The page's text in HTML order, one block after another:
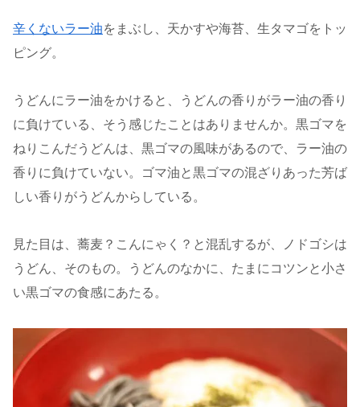
辛くないラー油をまぶし、天かすや海苔、生タマゴをトッ
ピング。
うどんにラー油をかけると、うどんの香りがラー油の香り
に負けている、そう感じたことはありませんか。黒ゴマを
ねりこんだうどんは、黒ゴマの風味があるので、ラー油の
香りに負けていない。ゴマ油と黒ゴマの混ざりあった芳ば
しい香りがうどんからしている。
見た目は、蕎麦？こんにゃく？と混乱するが、ノドゴシは
うどん、そのもの。うどんのなかに、たまにコツンと小さ
い黒ゴマの食感にあたる。